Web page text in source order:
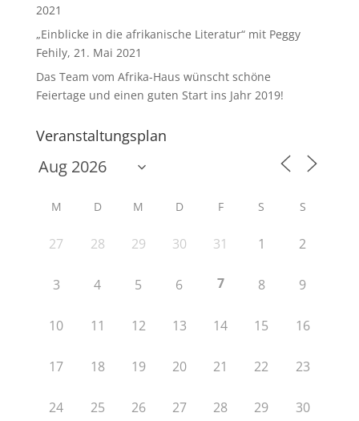
2021
„Einblicke in die afrikanische Literatur“ mit Peggy
Fehily, 21. Mai 2021
Das Team vom Afrika-Haus wünscht schöne
Feiertage und einen guten Start ins Jahr 2019!
Veranstaltungsplan
M D M D F S S
27 28 29 30 31 1 2
3 4 5 6 7 8 9
10 11 12 13 14 15 16
17 18 19 20 21 22 23
24 25 26 27 28 29 30